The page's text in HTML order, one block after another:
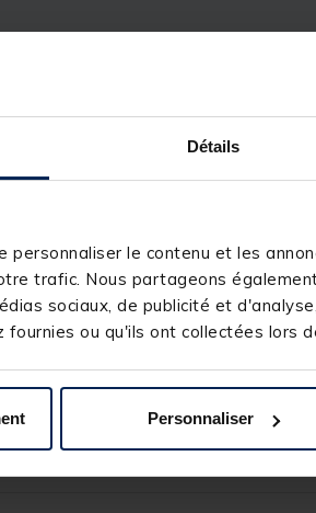
Détails
personnaliser le contenu et les
trafic. Nous partageons
sociaux, de publicité et
fournies ou qu'ils ont collectées lors
Personnaliser
pellets ou vos esches
206158-1
BAIT TECH